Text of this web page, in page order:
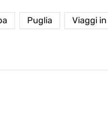
Puglia Viaggi
di